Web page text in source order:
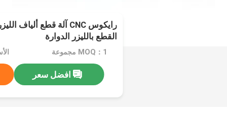
القطع بالليزر الدوارة
MOQ：1 مجموعة
افضل سعر